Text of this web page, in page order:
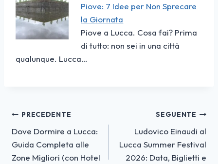
Piove: 7 Idee per Non Sprecare
la Giornata
Piove a Lucca. Cosa fai? Prima
di tutto: non sei in una città
qualunque. Lucca…
Navigazione
articoli
PRECEDENTE
Dove Dormire a Lucca:
Guida Completa alle
Zone Migliori (con Hotel
SEGUENTE
Ludovico Einaudi al
Lucca Summer Festival
2026: Data, Biglietti e